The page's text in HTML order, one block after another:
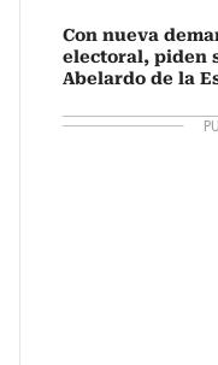
Con nueva
electoral, piden
Abelardo de la